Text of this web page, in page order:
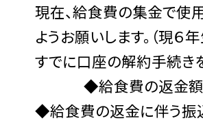
現在、給食費の集金で使
ようお願いします。（現６
すでに口座の解約手続き
◆給食費の返金額：
◆給食費の返金に伴う振